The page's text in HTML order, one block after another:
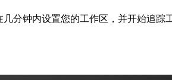
分钟内设置您的工作区，并开始追踪